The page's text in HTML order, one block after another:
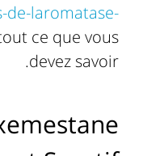
laromatase-
ce que vous
devez savoir.